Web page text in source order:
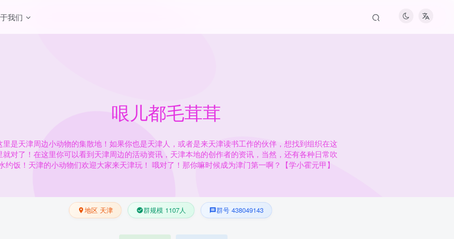
我们
哏儿都毛茸茸
里是天津周边小动物的集散地！如果你也是天津人，或者是来天津读书工作的伙伴，想找到组织在这
就对了！在这里你可以看到天津周边的活动资讯，天津本地的创作者的资讯，当然，还有各种日常吹
约饭！天津的小动物们欢迎大家来天津玩！ 哦对了！那你嘛时候成为津门第一啊？【学小霍元甲】
地区 天津 群规模 1107人 群号 438049143